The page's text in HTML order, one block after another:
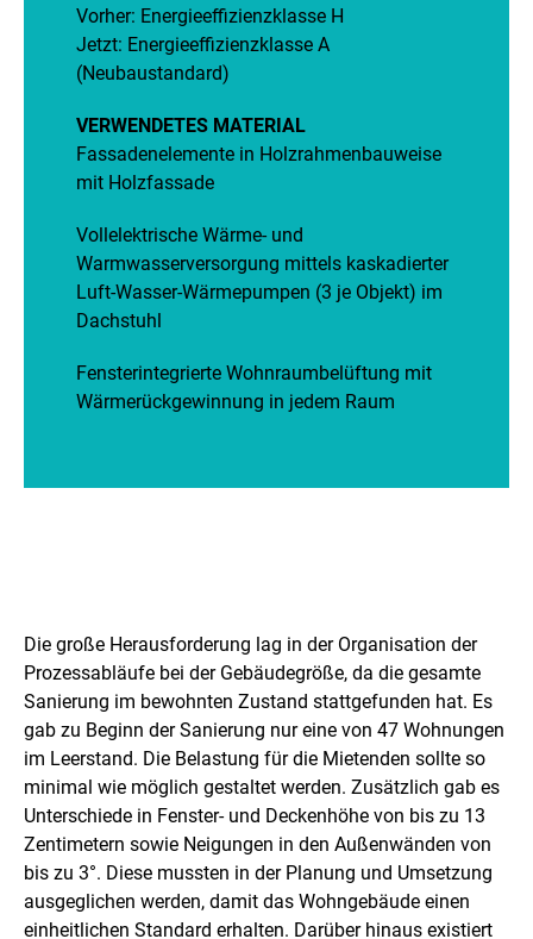
Vorher: Energieeffizienzklasse H
Jetzt: Energieeffizienzklasse A
(Neubaustandard)
VERWENDETES MATERIAL
Fassadenelemente in Holzrahmenbauweise
mit Holzfassade
Vollelektrische Wärme- und
Warmwasserversorgung mittels kaskadierter
Luft-Wasser-Wärmepumpen (3 je Objekt) im
Dachstuhl
Fensterintegrierte Wohnraumbelüftung mit
Wärmerückgewinnung in jedem Raum
r
a
u
s
f
o
r
Die große Herausforderung lag in der Organisation der
Prozessabläufe bei der Gebäudegröße, da die gesamte
Sanierung im bewohnten Zustand stattgefunden hat. Es
gab zu Beginn der Sanierung nur eine von 47 Wohnungen
im Leerstand. Die Belastung für die Mietenden sollte so
minimal wie möglich gestaltet werden. Zusätzlich gab es
Unterschiede in Fenster- und Deckenhöhe von bis zu 13
Zentimetern sowie Neigungen in den Außenwänden von
bis zu 3°. Diese mussten in der Planung und Umsetzung
ausgeglichen werden, damit das Wohngebäude einen
einheitlichen Standard erhalten. Darüber hinaus existiert